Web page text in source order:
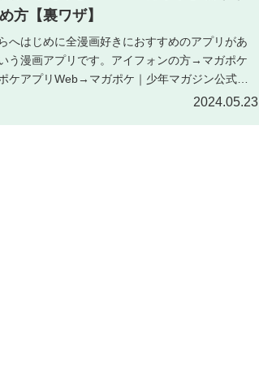
方【裏ワザ】
へはじめに全漫画好きにおすすめのアプリがあ
う漫画アプリです。アイフォンの方→マガポケ
アプリWeb→マガポケ｜少年マガジン公式無
2024.05.23